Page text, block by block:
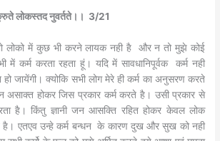
नुवर्तते।। 3/21
लोको में कुछ भी करने लायक नही है और न तो मुझे कोई
में कर्म करता रहता हूं। यदि में सावधानिपूर्वक कर्म नही
हो जायेंगी। क्योकि सभी लोग मेरे ही कर्म का अनुसरण करते
असाक्त होकर जिस प्रकार कर्म करते है। उसी प्रकार से
है। किंतु ज्ञानी जन आसक्ति रहित होकर केवल लोक
है। एतएव उन्हे कर्म बन्धन के कारण दुख और सुख को नही